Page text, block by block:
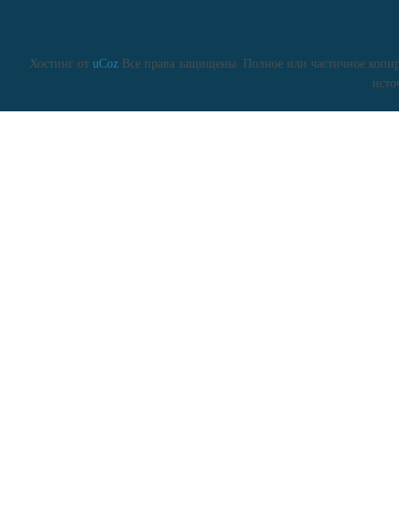
Хостинг от uCozВсе права защищены. Полное или частичное